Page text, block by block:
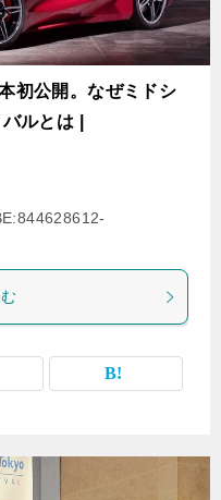
初公開。なぜミドシ
ルとは |